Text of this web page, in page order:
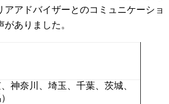
アアドバイザーとのコミュニケーショ
ありました。
神奈川、埼玉、千葉、茨城、